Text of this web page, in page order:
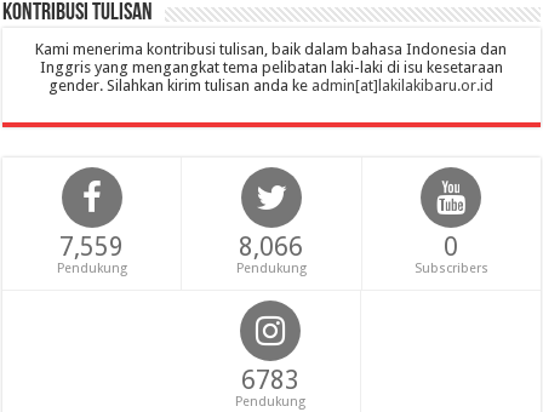
Kontribusi Tulisan
Kami menerima kontribusi tulisan, baik dalam bahasa Indonesia dan
Inggris yang mengangkat tema pelibatan laki-laki di isu kesetaraan
gender. Silahkan kirim tulisan anda ke admin[at]lakilakibaru.or.id
7,559
Pendukung
8,066
Pendukung
0
Subscribers
6783
Pendukung